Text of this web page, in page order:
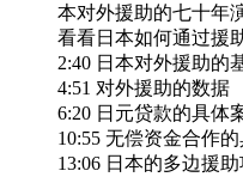
本对外援助的七十年
看看日本如何通过援
2:40 日本对外援助的
4:51 对外援助的数据
6:20 日元贷款的具体
10:55 无偿资金合作
13:06 日本的多边援助